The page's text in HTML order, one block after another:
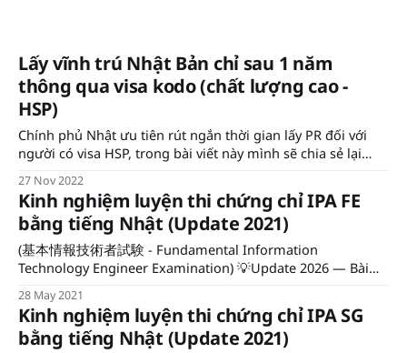
Lấy vĩnh trú Nhật Bản chỉ sau 1 năm
thông qua visa kodo (chất lượng cao -
HSP)
Chính phủ Nhật ưu tiên rút ngắn thời gian lấy PR đối với
người có visa HSP, trong bài viết này mình sẽ chia sẻ lại
mình mới nhận được vĩnh trú (permanent residency - PR)
nên muốn viết
27 Nov 2022
Kinh nghiệm luyện thi chứng chỉ IPA FE
bằng tiếng Nhật (Update 2021)
(基本情報技術者試験 - Fundamental Information
Technology Engineer Examination) 💡Update 2026 — Bài
tháng 4/2023, IPA đã thay đổi hoàn toàn cấu trúc đề FE:
chia thành 科目A・科目B, rút ngắn thời gian, và bỏ phần
chọn ngôn ngữ lập trình.
28 May 2021
Kinh nghiệm luyện thi chứng chỉ IPA SG
bằng tiếng Nhật (Update 2021)